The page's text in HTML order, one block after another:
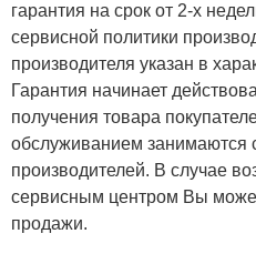
гарантия на срок от 2-х
сервисной политики
производителя указан в
Гарантия начинает
получения товара
обслуживанием занимаются
производителей. В случае
сервисным центром Вы
продажи.